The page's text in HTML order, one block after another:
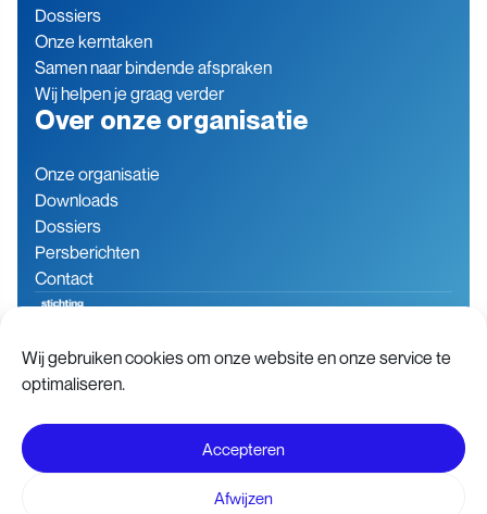
Wij gebruiken cookies om onze website en onze service te
optimaliseren.
Accepteren
Afwijzen
Dossiers
Onze kerntaken
Samen naar bindende afspraken
Wij helpen je graag verder
Over onze organisatie
Onze organisatie
Downloads
Dossiers
Persberichten
Contact
Baron de Coubertinlaan 7
2719 EN Zoetermeer
Disclaimer
Voorwaarden